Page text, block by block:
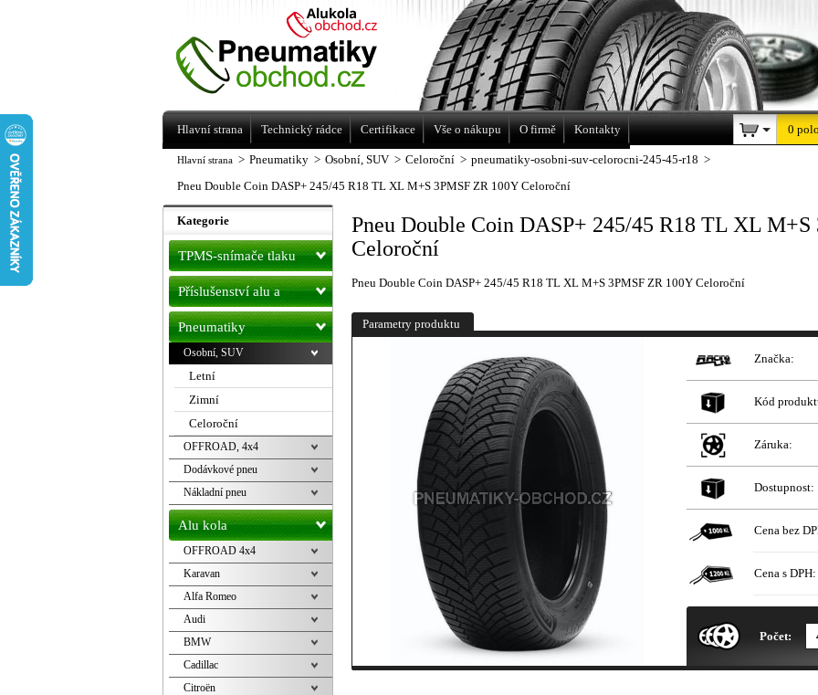
Hlavní strana > Pneumatiky > Osobní, SUV > Celoroční > pneumatiky-osobni-suv-celorocni-245-45-r18 >
Pneu Double Coin DASP+ 245/45 R18 TL XL M+S 3PMSF ZR 100Y Celoroční
Pneu Double Coin DASP+ 245/45 R18 TL XL M+S
Celoroční
Pneu Double Coin DASP+ 245/45 R18 TL XL M+S 3PMSF ZR 100Y Celoroční
Parametry produktu
Značka:
Kód
Záruka:
Dostupnost:
Cena bez
Cena s DPH:
Počet:
Kategorie
TPMS-snímače tlaku
Příslušenství alu a
pneu
Pneumatiky
Osobní, SUV
Letní
Zimní
Celoroční
OFFROAD, 4x4
Dodávkové pneu
Nákladní pneu
Alu kola
OFFROAD 4x4
Karavan
Alfa Romeo
Audi
BMW
Cadillac
Citroën
Levné pneumatiky letní, zimní, Alu kola
a litá kola Racing Line
Hlavní strana Technický rádce Certifikace Vše o nákupu O firmě Kontakty 0